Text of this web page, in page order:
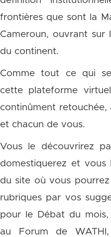
frontières que sont la
Cameroun, ouvrant
du continent.
Comme tout ce qui
cette plateforme
continûment retouchée,
et chacun de vous.
Vous le découvrirez
domestiquerez et vous
du site où vous
rubriques par vos
pour le Débat du mois,
au Forum de